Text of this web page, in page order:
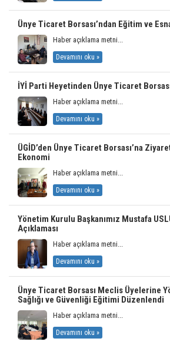
Ünye Ticaret Borsası’ndan Eğitim ve
Haber açıklama metni...
Devamını oku »
İYİ Parti Heyetinden Ünye Ticaret
Haber açıklama metni...
Devamını oku »
ÜGİD’den Ünye Ticaret Borsası’na
Ekonomi
Haber açıklama metni...
Devamını oku »
Yönetim Kurulu Başkanımız Mustafa
Açıklaması
Haber açıklama metni...
Devamını oku »
Ünye Ticaret Borsası Meclis Üyelerine
Sağlığı ve Güvenliği Eğitimi Düzenlendi
Haber açıklama metni...
Devamını oku »